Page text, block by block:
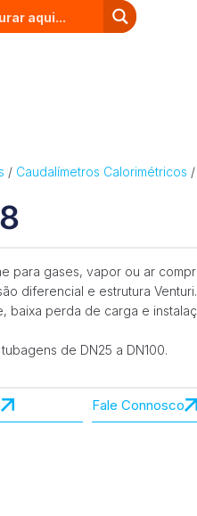
/ Caudalímetros Calorimétricos /
para gases, vapor ou ar
diferencial e estrutura Venturi.
baixa perda de carga e
de DN25 a DN100.
Fale Connosco